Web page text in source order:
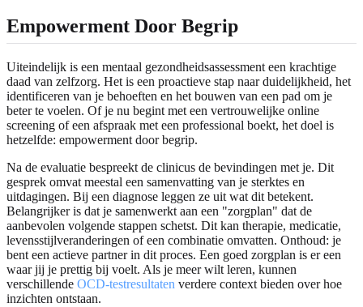
Empowerment Door Begrip
Uiteindelijk is een mentaal gezondheidsassessment een krachtige
daad van zelfzorg. Het is een proactieve stap naar duidelijkheid, het
identificeren van je behoeften en het bouwen van een pad om je
beter te voelen. Of je nu begint met een vertrouwelijke online
screening of een afspraak met een professional boekt, het doel is
hetzelfde: empowerment door begrip.
Na de evaluatie bespreekt de clinicus de bevindingen met je. Dit
gesprek omvat meestal een samenvatting van je sterktes en
uitdagingen. Bij een diagnose leggen ze uit wat dit betekent.
Belangrijker is dat je samenwerkt aan een "zorgplan" dat de
aanbevolen volgende stappen schetst. Dit kan therapie, medicatie,
levensstijlveranderingen of een combinatie omvatten. Onthoud: je
bent een actieve partner in dit proces. Een goed zorgplan is er een
waar jij je prettig bij voelt. Als je meer wilt leren, kunnen
verschillende OCD-testresultaten verdere context bieden over hoe
inzichten ontstaan.